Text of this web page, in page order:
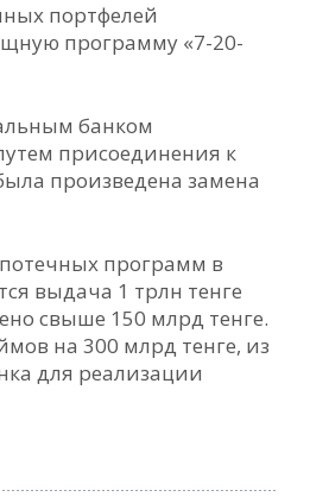
портфелей
программу «7-20-
банком
присоединения к
произведена замена
программ в
выдача 1 трлн тенге
свыше 150 млрд тенге.
на 300 млрд тенге, из
для реализации